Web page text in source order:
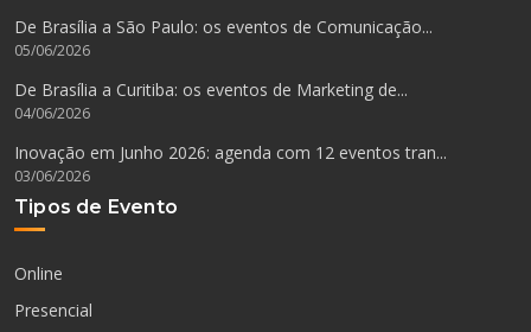
De Brasília a São Paulo: os eventos de Comunicação...
05/06/2026
De Brasília a Curitiba: os eventos de Marketing de...
04/06/2026
Inovação em Junho 2026: agenda com 12 eventos tran...
03/06/2026
Tipos de Evento
Online
Presencial